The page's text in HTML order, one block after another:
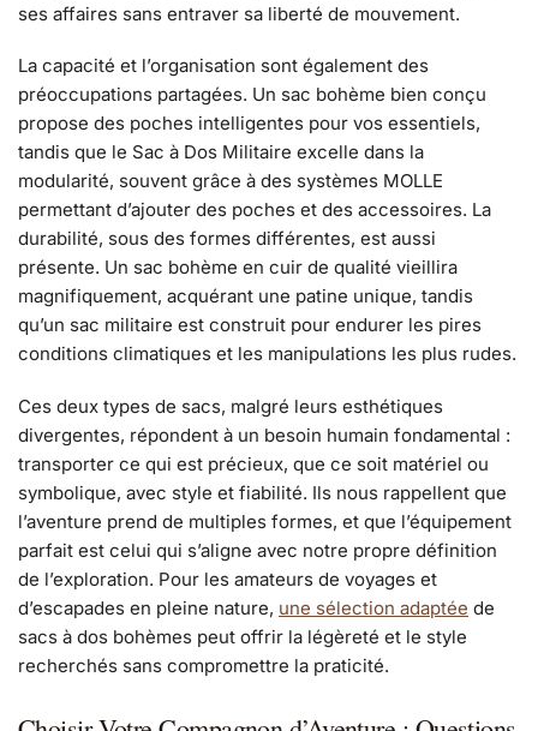
ses affaires sans entraver sa liberté de mouvement.
La capacité et l’organisation sont également des
préoccupations partagées. Un sac bohème bien conçu
propose des poches intelligentes pour vos essentiels,
tandis que le Sac à Dos Militaire excelle dans la
modularité, souvent grâce à des systèmes MOLLE
permettant d’ajouter des poches et des accessoires. La
durabilité, sous des formes différentes, est aussi
présente. Un sac bohème en cuir de qualité vieillira
magnifiquement, acquérant une patine unique, tandis
qu’un sac militaire est construit pour endurer les pires
conditions climatiques et les manipulations les plus rudes.
Ces deux types de sacs, malgré leurs esthétiques
divergentes, répondent à un besoin humain fondamental :
transporter ce qui est précieux, que ce soit matériel ou
symbolique, avec style et fiabilité. Ils nous rappellent que
l’aventure prend de multiples formes, et que l’équipement
parfait est celui qui s’aligne avec notre propre définition
de l’exploration. Pour les amateurs de voyages et
d’escapades en pleine nature, une sélection adaptée de
sacs à dos bohèmes peut offrir la légèreté et le style
recherchés sans compromettre la praticité.